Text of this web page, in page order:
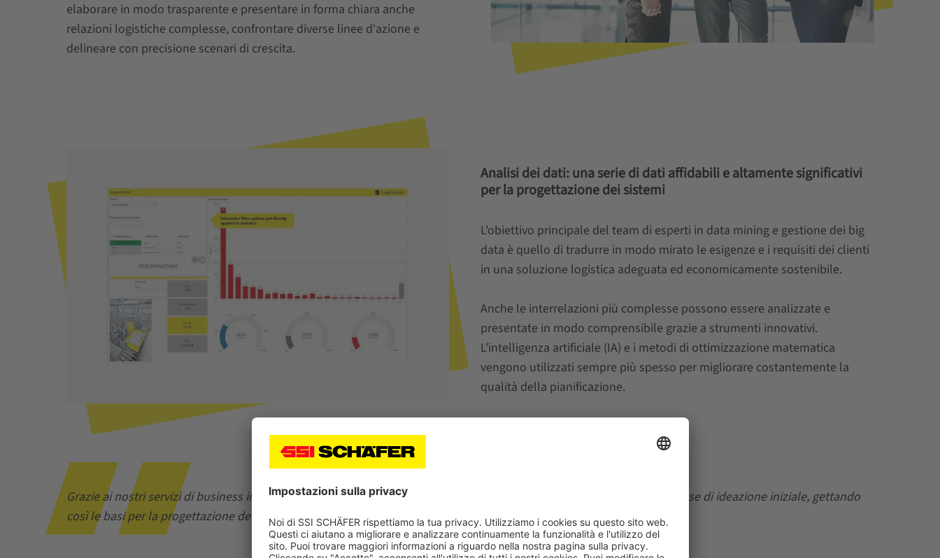
elaborare in modo trasparente e presentare in forma chiara anche
relazioni logistiche complesse, confrontare diverse linee d'azione e
delineare con precisione scenari di crescita.
Analisi dei dati: una serie di dati affidabili e altamente significativi
per la progettazione dei sistemi
L'obiettivo principale del team di esperti in data mining e gestione dei big
data è quello di tradurre in modo mirato le esigenze e i requisiti dei clienti
in una soluzione logistica adeguata ed economicamente sostenibile.
Anche le interrelazioni più complesse possono essere analizzate e
presentate in modo comprensibile grazie a strumenti innovativi.
L'intelligenza artificiale (IA) e i metodi di ottimizzazione matematica
vengono utilizzati sempre più spesso per migliorare costantemente la
qualità della pianificazione.
Grazie ai nostri servizi di business intelligence e data science, avviamo un progetto praticamente prima ancora della fase di ideazione iniziale, gettando
così le basi per la progettazione del magazzino del futuro, orientata in modo coerente alle esigenze del cliente.